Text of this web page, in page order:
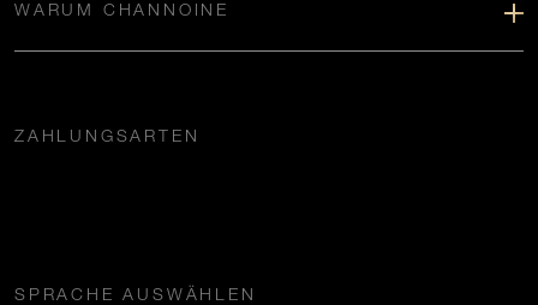
WARUM CHANNOINE
ZAHLUNGSARTEN
SPRACHE AUSWÄHLEN